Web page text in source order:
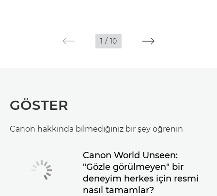
1 / 10
GÖSTER
Canon hakkında bilmediğiniz bir şey öğrenin
Canon World Unseen:
"Gözle görülmeyen" bir
deneyim herkes için resmi
nasıl tamamlar?